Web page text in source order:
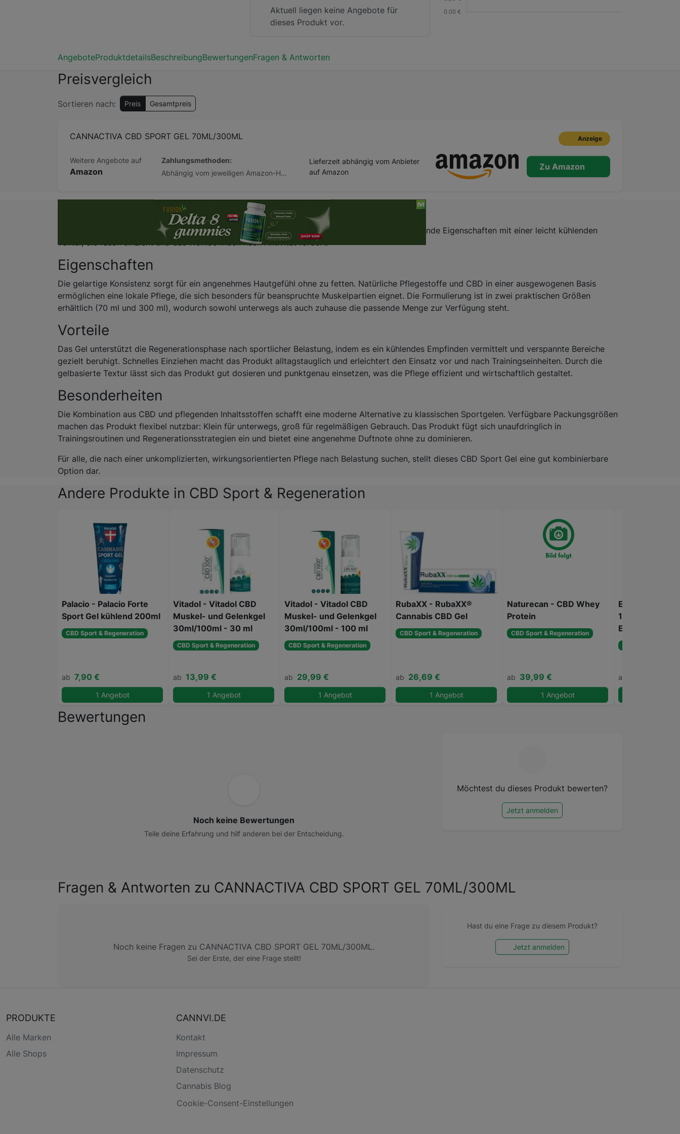
Aktuell liegen keine Angebote für
dieses Produkt vor.
AngeboteProduktdetailsBeschreibungBewertungenFragen & Antworten
Preisvergleich
Sortieren nach: Preis Gesamtpreis
CANNACTIVA CBD SPORT GEL 70ML/300ML Anzeige
Weitere Angebote auf
Amazon
Zahlungsmethoden:
Abhängig vom jeweiligen Amazon-Händler
Lieferzeit abhängig vom Anbieter
auf Amazon
Zu Amazon
Gezielte Pflege nach intensiver Belastung: Das Cannactiva CBD Sport Gel kombiniert entspannende Eigenschaften mit einer leicht kühlenden
Textur, die rasch einzieht und das Wohlbefinden nach Aktivität fördert.
Eigenschaften
Die gelartige Konsistenz sorgt für ein angenehmes Hautgefühl ohne zu fetten. Natürliche Pflegestoffe und CBD in einer ausgewogenen Basis
ermöglichen eine lokale Pflege, die sich besonders für beanspruchte Muskelpartien eignet. Die Formulierung ist in zwei praktischen Größen
erhältlich (70 ml und 300 ml), wodurch sowohl unterwegs als auch zuhause die passende Menge zur Verfügung steht.
Vorteile
Das Gel unterstützt die Regenerationsphase nach sportlicher Belastung, indem es ein kühlendes Empfinden vermittelt und verspannte Bereiche
gezielt beruhigt. Schnelles Einziehen macht das Produkt alltagstauglich und erleichtert den Einsatz vor und nach Trainingseinheiten. Durch die
gelbasierte Textur lässt sich das Produkt gut dosieren und punktgenau einsetzen, was die Pflege effizient und wirtschaftlich gestaltet.
Besonderheiten
Die Kombination aus CBD und pflegenden Inhaltsstoffen schafft eine moderne Alternative zu klassischen Sportgelen. Verfügbare Packungsgrößen
machen das Produkt flexibel nutzbar: Klein für unterwegs, groß für regelmäßigen Gebrauch. Das Produkt fügt sich unaufdringlich in
Trainingsroutinen und Regenerationsstrategien ein und bietet eine angenehme Duftnote ohne zu dominieren.
Für alle, die nach einer unkomplizierten, wirkungsorientierten Pflege nach Belastung suchen, stellt dieses CBD Sport Gel eine gut kombinierbare
Option dar.
Andere Produkte in CBD Sport & Regeneration
Palacio - Palacio Forte
Sport Gel kühlend 200ml
CBD Sport & Regeneration
ab 7,90 €
1 Angebot
Vitadol - Vitadol CBD
Muskel- und Gelenkgel
30ml/100ml - 30 ml
CBD Sport & Regeneration
ab 13,99 €
1 Angebot
Vitadol - Vitadol CBD
Muskel- und Gelenkgel
30ml/100ml - 100 ml
CBD Sport & Regeneration
ab 29,99 €
1 Angebot
RubaXX - RubaXX®
Cannabis CBD Gel
CBD Sport & Regeneration
ab 26,69 €
1 Angebot
Naturecan - CBD Whey
Protein
CBD Sport & Regeneration
ab 39,99 €
1 Angebot
Elpixol -
1000 Mg Cbd
Elpixol
ab
Bewertungen
Noch keine Bewertungen
Teile deine Erfahrung und hilf anderen bei der Entscheidung.
Möchtest du dieses Produkt bewerten?
Jetzt anmelden
Fragen & Antworten zu CANNACTIVA CBD SPORT GEL 70ML/300ML
Noch keine Fragen zu CANNACTIVA CBD SPORT GEL 70ML/300ML.
Sei der Erste, der eine Frage stellt!
Hast du eine Frage zu diesem Produkt?
Jetzt anmelden
PRODUKTE
Alle Marken
Alle Shops
CANNVI.DE
Kontakt
Impressum
Datenschutz
Cannabis Blog
Cookie-Consent-Einstellungen